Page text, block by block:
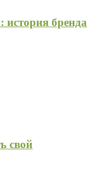
история бренда
свой